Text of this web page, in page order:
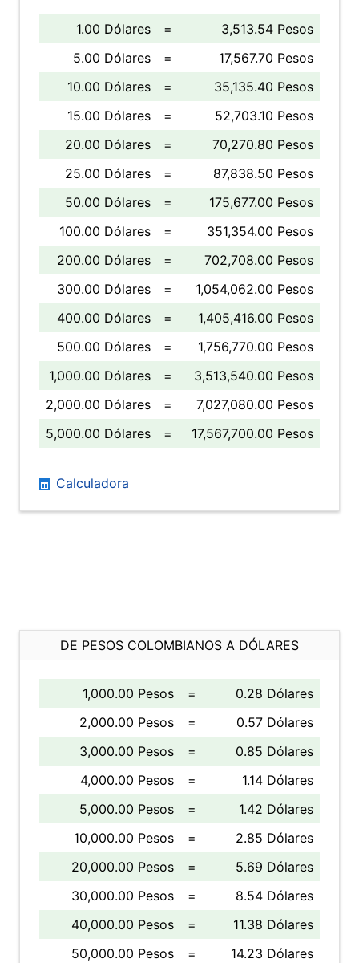
1.00 Dólares =
3,513.54 Pesos
5.00 Dólares
=
17,567.70 Pesos
10.00 Dólares
=
35,135.40 Pesos
15.00 Dólares
=
52,703.10 Pesos
20.00 Dólares
=
70,270.80 Pesos
25.00 Dólares
=
87,838.50 Pesos
50.00 Dólares
=
175,677.00 Pesos
100.00 Dólares
=
351,354.00 Pesos
200.00 Dólares
=
702,708.00 Pesos
300.00 Dólares
=
1,054,062.00 Pesos
400.00 Dólares
=
1,405,416.00 Pesos
500.00 Dólares
=
1,756,770.00 Pesos
1,000.00 Dólares
=
3,513,540.00 Pesos
2,000.00 Dólares
=
7,027,080.00 Pesos
5,000.00 Dólares
= 17,567,700.00 Pesos
Calculadora
DE PESOS COLOMBIANOS A DÓLARES
1,000.00 Pesos =
0.28 Dólares
2,000.00 Pesos
=
0.57 Dólares
3,000.00 Pesos
=
0.85 Dólares
4,000.00 Pesos
=
1.14 Dólares
5,000.00 Pesos
=
1.42 Dólares
10,000.00 Pesos
=
2.85 Dólares
20,000.00 Pesos
=
5.69 Dólares
30,000.00 Pesos
=
8.54 Dólares
40,000.00 Pesos
=
11.38 Dólares
50,000.00 Pesos
= 14.23 Dólares